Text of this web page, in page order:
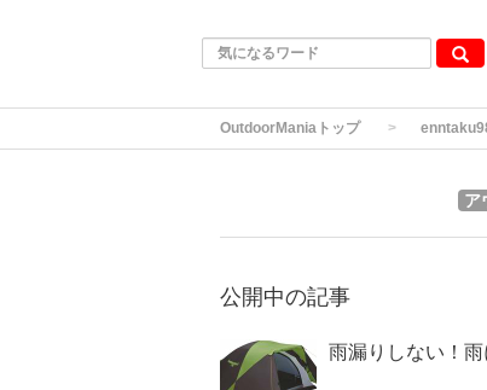
OutdoorManiaトップ
ア
公開中の記事
雨漏りしない！